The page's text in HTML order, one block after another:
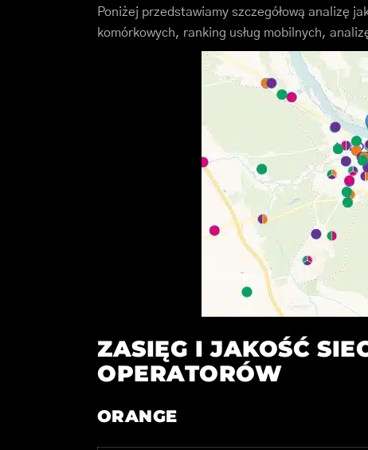
Poniżej przedstawiamy szczegółową analizę
komórkowych, ranking usług mobilnych,
ZASIĘG I JAKOŚĆ
OPERATORÓW
ORANGE